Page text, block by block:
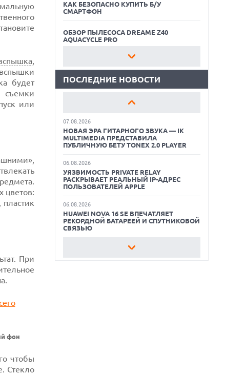
,
будет
съемки
или
цветов:
При
фон
чтобы
Стекло
КАК БЕЗОПАСНО КУПИТЬ Б/У
СМАРТФОН
ОБЗОР ПЫЛЕСОСА DREAME Z40
AQUACYCLE PRO
ЛУЧШИЕ ВИДЕОРЕГИСТРАТОРЫ В 2026
КАК БЕЗОПАСНО КУПИТЬ Б/У
AQUACYCLE PRO
ЛУЧШИЕ ВИДЕОРЕГИСТРАТОРЫ В 2026
КАК БЕЗОПАСНО КУПИТЬ Б/У
СМАРТФОН
ОБЗОР ПЫЛЕСОСА DREAME Z40
AQUACYCLE PRO
ПОСЛЕДНИЕ НОВОСТИ
06.08.2026
ИИ-ПОИСК SHOPIFY УВЕЛИЧИЛ ТРАФИК
06.08.2026
СТАТЬ КЛЮЧЕВЫМ ОПЕРАТОРОМ
06.08.2026
HUAWEI ПРЕДСТАВИЛА ПЛАНШЕТ
12" OLED МАТРИЦЕЙ
07.08.2026
НОВАЯ ЭРА ГИТАРНОГО ЗВУКА — IK
MULTIMEDIA ПРЕДСТАВИЛА
ПУБЛИЧНУЮ БЕТУ TONEX 2.0 PLAYER
06.08.2026
УЯЗВИМОСТЬ PRIVATE RELAY
РАСКРЫВАЕТ РЕАЛЬНЫЙ IP-АДРЕС
ПОЛЬЗОВАТЕЛЕЙ APPLE
06.08.2026
HUAWEI NOVA 16 SE ВПЕЧАТЛЯЕТ
РЕКОРДНОЙ БАТАРЕЕЙ И СПУТНИКОВОЙ
СВЯЗЬЮ